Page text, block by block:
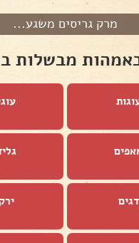
מרק גריסים משגע...
מבשלות
דגים